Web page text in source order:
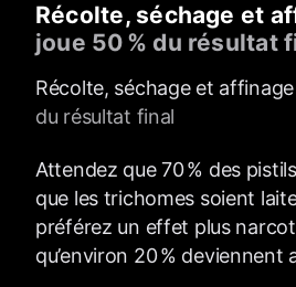
Récolte, séchage et
joue 50 % du résultat
Récolte, séchage et
du résultat final
Attendez que 70 % des
que les trichomes soient
préférez un effet plus
qu’environ 20 % deviennent